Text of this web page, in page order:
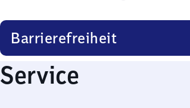
Barrierefreiheit
Service